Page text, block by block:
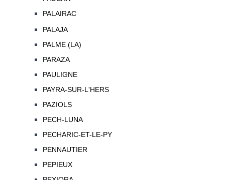
PALAIRAC
PALAJA
PALME (LA)
PARAZA
PAULIGNE
PAYRA-SUR-L'HERS
PAZIOLS
PECH-LUNA
PECHARIC-ET-LE-PY
PENNAUTIER
PEPIEUX